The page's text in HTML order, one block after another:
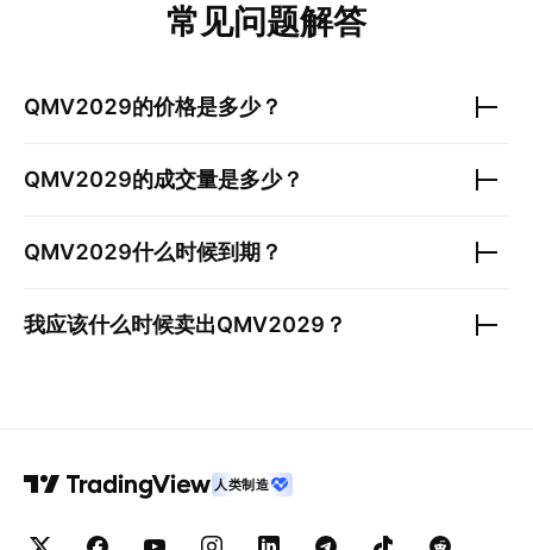
常见问题解答
QMV2029的价格是多少？
QMV2029的成交量是多少？
QMV2029什么时候到期？
我应该什么时候卖出QMV2029 ？
人类制造